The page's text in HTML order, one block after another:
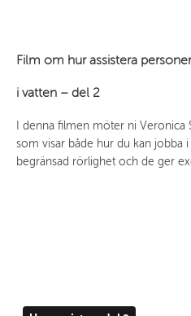
Film om hur assistera
i vatten – del 2
I denna filmen möter ni
som visar både hur du kan jobba
begränsad rörlighet och de ger